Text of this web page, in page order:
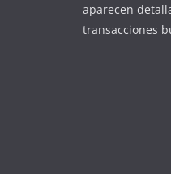
aparecen
transacciones